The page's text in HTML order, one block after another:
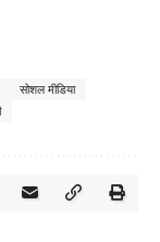
सोशल मीडिया